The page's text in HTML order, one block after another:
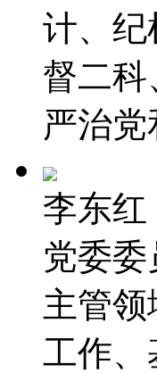
计、纪
督二
严治
李东红
党委
主管
工作、